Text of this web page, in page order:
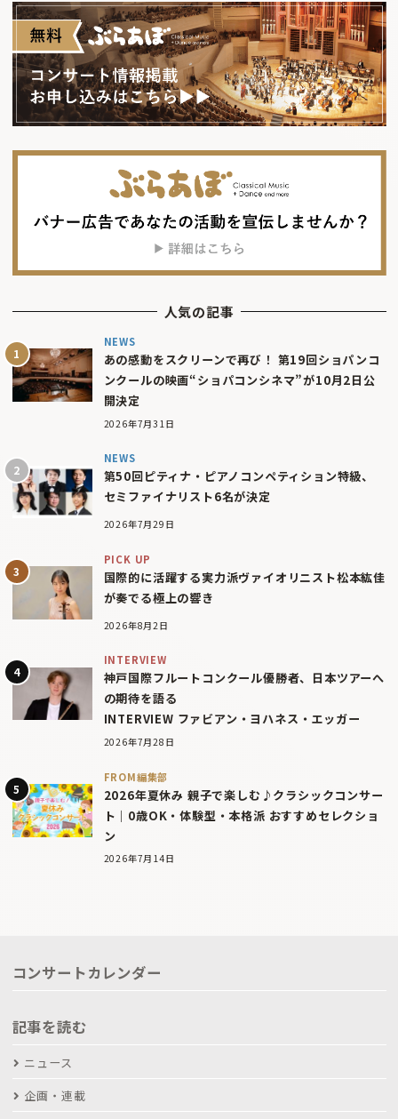
人気の記事
NEWS
あの感動をスクリーンで再び！ 第19回ショパンコ
ンクールの映画“ショパコンシネマ”が10月2日公
開決定
2026年7月31日
NEWS
第50回ピティナ・ピアノコンペティション特級、
セミファイナリスト6名が決定
2026年7月29日
PICK UP
国際的に活躍する実力派ヴァイオリニスト松本紘佳
が奏でる極上の響き
2026年8月2日
INTERVIEW
神戸国際フルートコンクール優勝者、日本ツアーへ
の期待を語る
INTERVIEW ファビアン・ヨハネス・エッガー
2026年7月28日
FROM編集部
2026年夏休み 親子で楽しむ♪クラシックコンサー
ト｜0歳OK・体験型・本格派 おすすめセレクショ
ン
2026年7月14日
コンサートカレンダー
記事を読む
ニュース
企画・連載